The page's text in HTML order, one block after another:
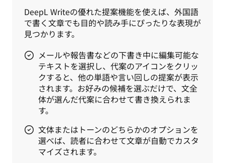
DeepL Writeの優れた提案機能を使えば、外国語
で書く文章でも目的や読み手にぴったりな表現が
見つかります。
メールや報告書などの下書き中に編集可能な
テキストを選択し、代案のアイコンをクリッ
クすると、他の単語や言い回しの提案が表示
されます。お好みの候補を選ぶだけで、文全
体が選んだ代案に合わせて書き換えられま
す。
文体またはトーンのどちらかのオプションを
選べば、読者に合わせて文章が自動でカスタ
マイズされます。